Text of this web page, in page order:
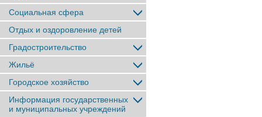
Социальная сфера
Отдых и оздоровление детей
Градостроительство
Жильё
Городское хозяйство
Информация государственных
и муниципальных учреждений